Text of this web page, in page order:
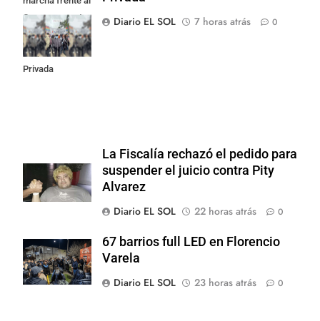
Congreso contra
la Ley de
Propiedad
Privada
Diario EL SOL
7 horas atrás 0
La Fiscalía rechazó el pedido para
suspender el juicio contra Pity
Alvarez
Diario EL SOL
22 horas atrás 0
67 barrios full LED en Florencio
Varela
Diario EL SOL
23 horas atrás 0